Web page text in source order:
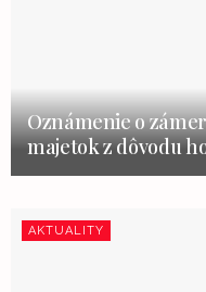
Oznámenie o
majetok z dôvodu
AKTUALITY